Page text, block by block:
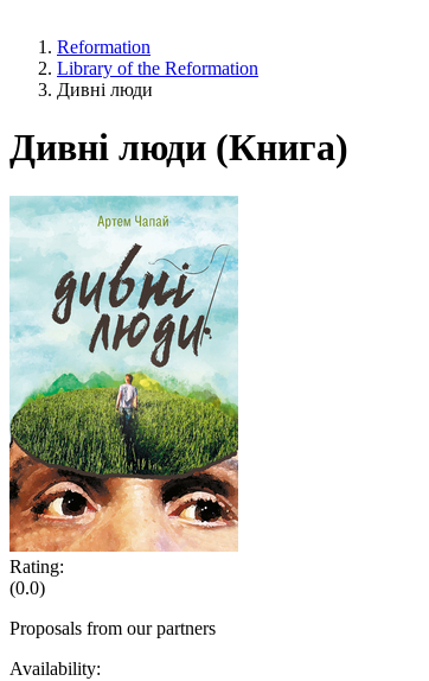
Reformation
Library of the Reformation
Дивні люди
Дивні люди (Книга)
Rating:
(0.0)
Proposals from our partners
Availability: